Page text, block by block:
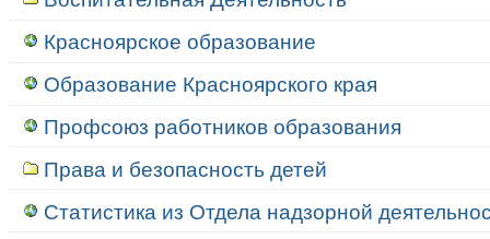
Красноярское образование
Образование Красноярского края
Профсоюз работников образования
Права и безопасность детей
Статистика из Отдела надзорной